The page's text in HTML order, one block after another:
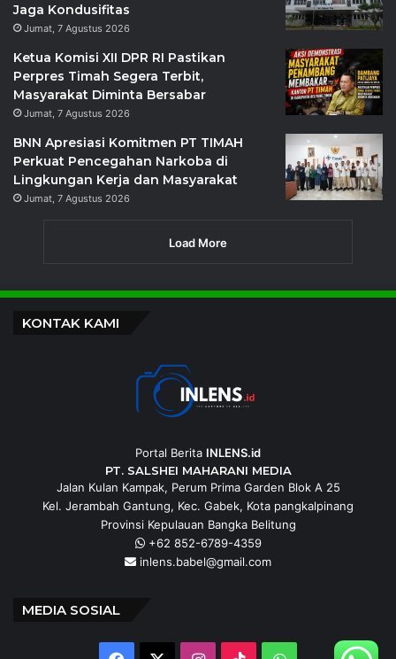
Jaga Kondusifitas
Jumat, 7 Agustus 2026
Ketua Komisi XII DPR RI Pastikan
Perpres Timah Segera Terbit,
Masyarakat Diminta Bersabar
Jumat, 7 Agustus 2026
BNN Apresiasi Komitmen PT TIMAH
Perkuat Pencegahan Narkoba di
Lingkungan Kerja dan Masyarakat
Jumat, 7 Agustus 2026
Load More
KONTAK KAMI
Portal Berita INLENS.id
PT. SALSHEI MAHARANI MEDIA
Jalan Kulan Kampak, Perum Prima Garden Blok A 25
Kel. Jerambah Gantung, Kec. Gabek, Kota pangkalpinang
Provinsi Kepulauan Bangka Belitung
+62 852-6789-4359
inlens.babel@gmail.com
MEDIA SOSIAL